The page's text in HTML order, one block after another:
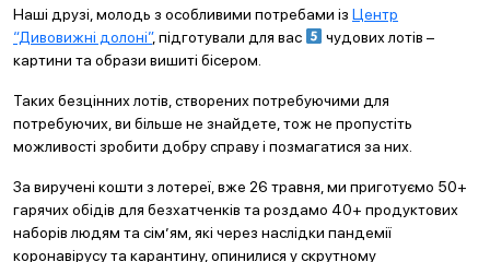
Наші друзі, молодь з особливими потребами із Центр
“Дивовижні долоні”, підготували для вас
чудових лотів –
картини та образи вишиті бісером.
Таких безцінних лотів, створених потребуючими для
потребуючих, ви більше не знайдете, тож не пропустіть
можливості зробити добру справу і позмагатися за них.
За виручені кошти з лотереї, вже 26 травня, ми приготуємо 50+
гарячих обідів для безхатченків та роздамо 40+ продуктових
наборів людям та сім’ям, які через наслідки пандемії
коронавірусу та карантину, опинилися у скрутному